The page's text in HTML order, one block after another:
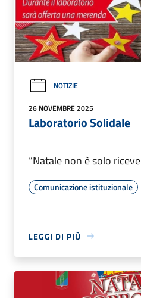
NOTIZIE
26 NOVEMBRE 2025
Laboratorio Solidale
“Natale non è solo
Comunicazione istituzionale
LEGGI DI PIÙ